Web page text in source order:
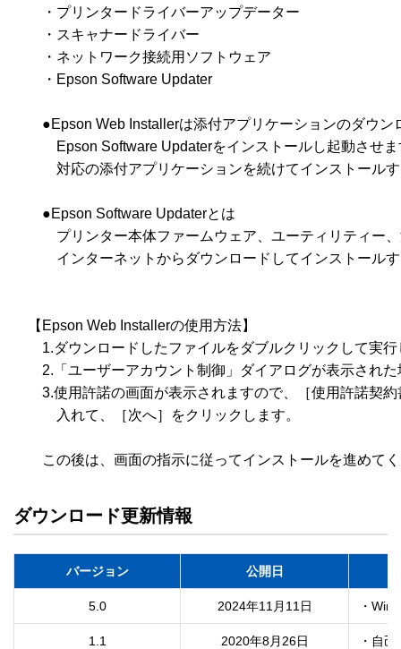
・プリンタードライバーアップデーター
・スキャナードライバー
・ネットワーク接続用ソフトウェア
・Epson Software Updater
●Epson Web Installerは添付アプリケーションのダウン
Epson Software Updaterをインストールし起動させま
対応の添付アプリケーションを続けてインストールす
●Epson Software Updaterとは
プリンター本体ファームウェア、ユーティリティー、
インターネットからダウンロードしてインストールす
【Epson Web Installerの使用方法】
1.ダウンロードしたファイルをダブルクリックして実行
2.「ユーザーアカウント制御」ダイアログが表示された
3.使用許諾の画面が表示されますので、［使用許諾契約
入れて、［次へ］をクリックします。
ダウンロード更新情報
バージョン 公開日
5.0 2024年11月11日 ・
1.1 2020年8月26日 ・自